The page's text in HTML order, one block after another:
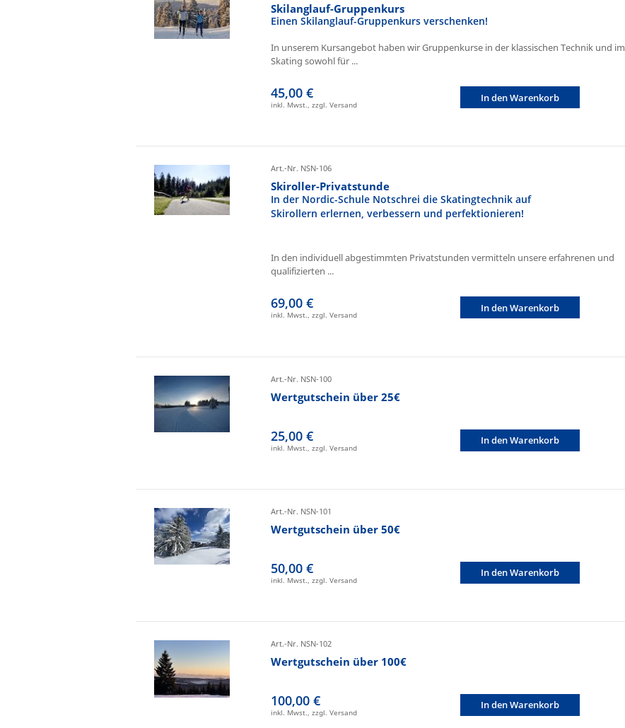
Skilanglauf-Gruppenkurs
Einen Skilanglauf-Gruppenkurs verschenken!
In unserem Kursangebot haben wir Gruppenkurse in der klassischen Technik und im
Skating sowohl für ...
45,00 €
inkl. Mwst., zzgl. Versand
In den Warenkorb
Art.-Nr. NSN-106
Skiroller-Privatstunde
In der Nordic-Schule Notschrei die Skatingtechnik auf
Skirollern erlernen, verbessern und perfektionieren!
In den individuell abgestimmten Privatstunden vermitteln unsere erfahrenen und
qualifizierten ...
69,00 €
inkl. Mwst., zzgl. Versand
In den Warenkorb
Art.-Nr. NSN-100
Wertgutschein über 25€
25,00 €
inkl. Mwst., zzgl. Versand
In den Warenkorb
Art.-Nr. NSN-101
Wertgutschein über 50€
50,00 €
inkl. Mwst., zzgl. Versand
In den Warenkorb
Art.-Nr. NSN-102
Wertgutschein über 100€
100,00 €
inkl. Mwst., zzgl. Versand
In den Warenkorb